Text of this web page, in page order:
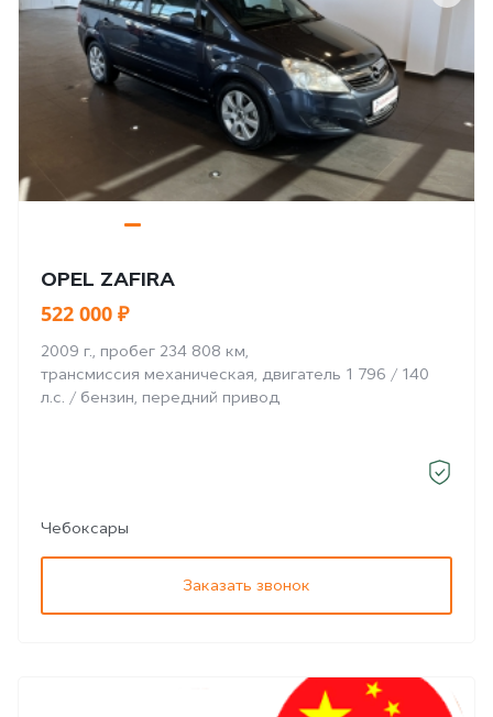
OPEL ZAFIRA
522 000 ₽
2009 г., пробег 234 808 км,
трансмиссия механическая, двигатель 1 796 / 140
л.с. / бензин, передний привод
Чебоксары
Заказать звонок